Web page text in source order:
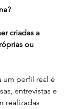
criadas a
ou
um perfil real é
entrevistas e
realizadas